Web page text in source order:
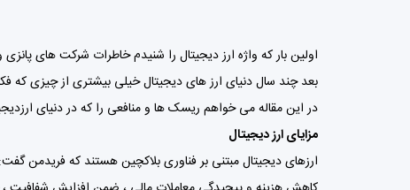
اولین بار که واژه ارز دیجیتال را شنیدم خاطرات شرکت های
بعد چند سال دنیای ارز های دیجیتال خیلی بیشتری از چیزی
در این مقاله می خواهم ریسک ها و منافعی را که در دنیای
مزایای ارز دیجیتال